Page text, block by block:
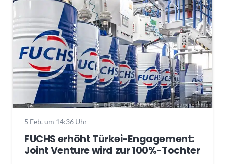
5 Feb. um 14:36 Uhr
FUCHS erhöht Türkei-Engagement:
Joint Venture wird zur 100%-Tochter